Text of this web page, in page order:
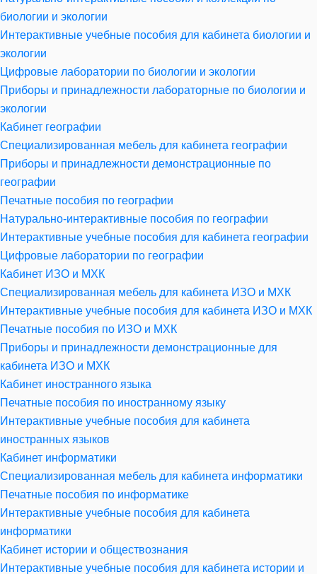
биологии и экологии
Интерактивные учебные пособия для кабинета биологии и
экологии
Цифровые лаборатории по биологии и экологии
Приборы и принадлежности лабораторные по биологии и
экологии
Кабинет географии
Специализированная мебель для кабинета географии
Приборы и принадлежности демонстрационные по
географии
Печатные пособия по географии
Натурально-интерактивные пособия по географии
Интерактивные учебные пособия для кабинета географии
Цифровые лаборатории по географии
Кабинет ИЗО и МХК
Специализированная мебель для кабинета ИЗО и МХК
Интерактивные учебные пособия для кабинета ИЗО и МХК
Печатные пособия по ИЗО и МХК
Приборы и принадлежности демонстрационные для
кабинета ИЗО и МХК
Кабинет иностранного языка
Печатные пособия по иностранному языку
Интерактивные учебные пособия для кабинета
иностранных языков
Кабинет информатики
Специализированная мебель для кабинета информатики
Печатные пособия по информатике
Интерактивные учебные пособия для кабинета
информатики
Кабинет истории и обществознания
Интерактивные учебные пособия для кабинета истории и